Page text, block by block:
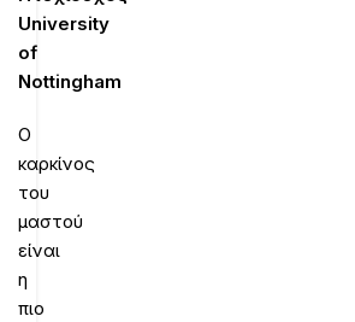
University
of
Nottingham
Ο
καρκίνος
του
μαστού
είναι
η
πιο